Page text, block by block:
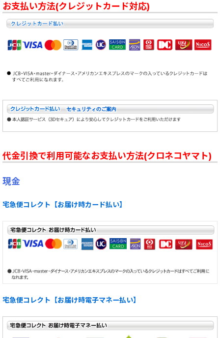
お支払い方法(クレジットカード対応)
代金引換で利用可能なお支払い方法(クロネコヤマト)
現金
宅急便コレクト【お届け時カード払い】
宅急便コレクト【お届け時電子マネー払い】